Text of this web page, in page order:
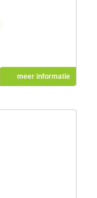
meer informatie